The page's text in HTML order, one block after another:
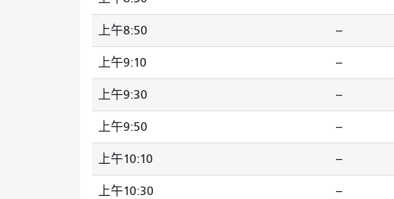
上午8:50 --
上午9:10 --
上午9:30 --
上午9:50 --
上午10:10 --
上午10:30 --